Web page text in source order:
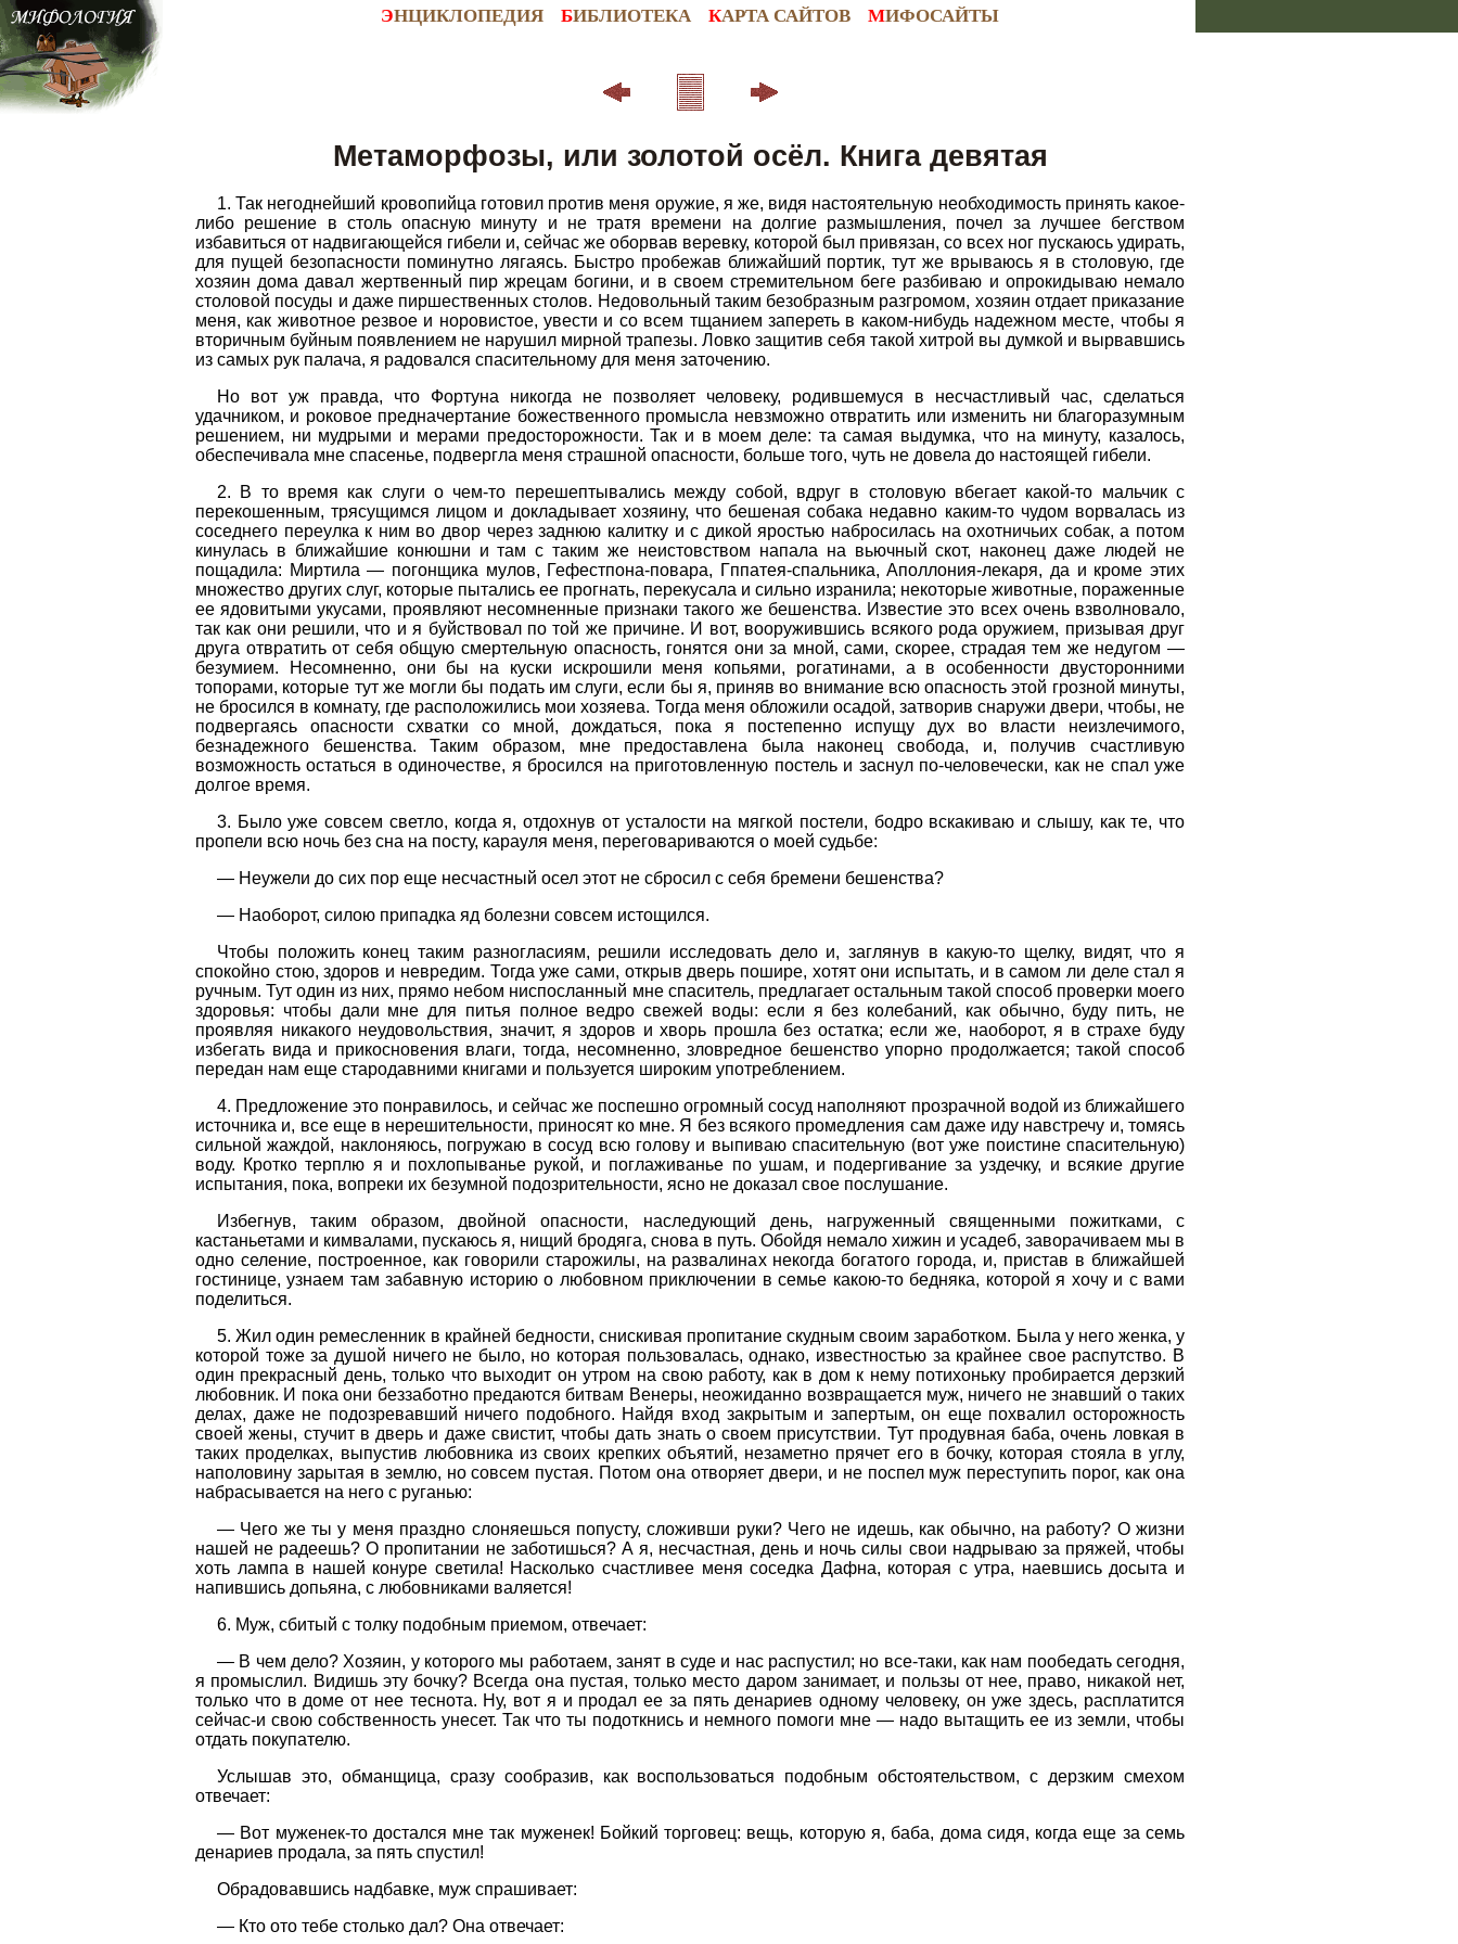
ЭНЦИКЛОПЕДИЯ БИБЛИОТЕКА КАРТА САЙТОВ МИФОСАЙТЫ
Метаморфозы, или золотой осёл. Книга девятая
1. Так негоднейший кровопийца готовил против меня оружие, я же, видя настоятельную необходимость принять какое-
либо решение в столь опасную минуту и не тратя времени на долгие размышления, почел за лучшее бегством
избавиться от надвигающейся гибели и, сейчас же оборвав веревку, которой был привязан, со всех ног пускаюсь удирать,
для пущей безопасности поминутно лягаясь. Быстро пробежав ближайший портик, тут же врываюсь я в столовую, где
хозяин дома давал жертвенный пир жрецам богини, и в своем стремительном беге разбиваю и опрокидываю немало
столовой посуды и даже пиршественных столов. Недовольный таким безобразным разгромом, хозяин отдает приказание
меня, как животное резвое и норовистое, увести и со всем тщанием запереть в каком-нибудь надежном месте, чтобы я
вторичным буйным появлением не нарушил мирной трапезы. Ловко защитив себя такой хитрой вы думкой и вырвавшись
из самых рук палача, я радовался спасительному для меня заточению.
Но вот уж правда, что Фортуна никогда не позволяет человеку, родившемуся в несчастливый час, сделаться
удачником, и роковое предначертание божественного промысла невзможно отвратить или изменить ни благоразумным
решением, ни мудрыми и мерами предосторожности. Так и в моем деле: та самая выдумка, что на минуту, казалось,
обеспечивала мне спасенье, подвергла меня страшной опасности, больше того, чуть не довела до настоящей гибели.
2. В то время как слуги о чем-то перешептывались между собой, вдруг в столовую вбегает какой-то мальчик с
перекошенным, трясущимся лицом и докладывает хозяину, что бешеная собака недавно каким-то чудом ворвалась из
соседнего переулка к ним во двор через заднюю калитку и с дикой яростью набросилась на охотничьих собак, а потом
кинулась в ближайшие конюшни и там с таким же неистовством напала на вьючный скот, наконец даже людей не
пощадила: Миртила — погонщика мулов, Гефестпона-повара, Гппатея-спальника, Аполлония-лекаря, да и кроме этих
множество других слуг, которые пытались ее прогнать, перекусала и сильно изранила; некоторые животные, пораженные
ее ядовитыми укусами, проявляют несомненные признаки такого же бешенства. Известие это всех очень взволновало,
так как они решили, что и я буйствовал по той же причине. И вот, вооружившись всякого рода оружием, призывая друг
друга отвратить от себя общую смертельную опасность, гонятся они за мной, сами, скорее, страдая тем же недугом —
безумием. Несомненно, они бы на куски искрошили меня копьями, рогатинами, а в особенности двусторонними
топорами, которые тут же могли бы подать им слуги, если бы я, приняв во внимание всю опасность этой грозной минуты,
не бросился в комнату, где расположились мои хозяева. Тогда меня обложили осадой, затворив снаружи двери, чтобы, не
подвергаясь опасности схватки со мной, дождаться, пока я постепенно испущу дух во власти неизлечимого,
безнадежного бешенства. Таким образом, мне предоставлена была наконец свобода, и, получив счастливую
возможность остаться в одиночестве, я бросился на приготовленную постель и заснул по-человечески, как не спал уже
долгое время.
3. Было уже совсем светло, когда я, отдохнув от усталости на мягкой постели, бодро вскакиваю и слышу, как те, что
пропели всю ночь без сна на посту, карауля меня, переговариваются о моей судьбе:
— Неужели до сих пор еще несчастный осел этот не сбросил с себя бремени бешенства?
— Наоборот, силою припадка яд болезни совсем истощился.
Чтобы положить конец таким разногласиям, решили исследовать дело и, заглянув в какую-то щелку, видят, что я
спокойно стою, здоров и невредим. Тогда уже сами, открыв дверь пошире, хотят они испытать, и в самом ли деле стал я
ручным. Тут один из них, прямо небом ниспосланный мне спаситель, предлагает остальным такой способ проверки моего
здоровья: чтобы дали мне для питья полное ведро свежей воды: если я без колебаний, как обычно, буду пить, не
проявляя никакого неудовольствия, значит, я здоров и хворь прошла без остатка; если же, наоборот, я в страхе буду
избегать вида и прикосновения влаги, тогда, несомненно, зловредное бешенство упорно продолжается; такой способ
передан нам еще стародавними книгами и пользуется широким употреблением.
4. Предложение это понравилось, и сейчас же поспешно огромный сосуд наполняют прозрачной водой из ближайшего
источника и, все еще в нерешительности, приносят ко мне. Я без всякого промедления сам даже иду навстречу и, томясь
сильной жаждой, наклоняюсь, погружаю в сосуд всю голову и выпиваю спасительную (вот уже поистине спасительную)
воду. Кротко терплю я и похлопыванье рукой, и поглаживанье по ушам, и подергивание за уздечку, и всякие другие
испытания, пока, вопреки их безумной подозрительности, ясно не доказал свое послушание.
Избегнув, таким образом, двойной опасности, наследующий день, нагруженный священными пожитками, с
кастаньетами и кимвалами, пускаюсь я, нищий бродяга, снова в путь. Обойдя немало хижин и усадеб, заворачиваем мы в
одно селение, построенное, как говорили старожилы, на развалинах некогда богатого города, и, пристав в ближайшей
гостинице, узнаем там забавную историю о любовном приключении в семье какою-то бедняка, которой я хочу и с вами
поделиться.
5. Жил один ремесленник в крайней бедности, снискивая пропитание скудным своим заработком. Была у него женка, у
которой тоже за душой ничего не было, но которая пользовалась, однако, известностью за крайнее свое распутство. В
один прекрасный день, только что выходит он утром на свою работу, как в дом к нему потихоньку пробирается дерзкий
любовник. И пока они беззаботно предаются битвам Венеры, неожиданно возвращается муж, ничего не знавший о таких
делах, даже не подозревавший ничего подобного. Найдя вход закрытым и запертым, он еще похвалил осторожность
своей жены, стучит в дверь и даже свистит, чтобы дать знать о своем присутствии. Тут продувная баба, очень ловкая в
таких проделках, выпустив любовника из своих крепких объятий, незаметно прячет его в бочку, которая стояла в углу,
наполовину зарытая в землю, но совсем пустая. Потом она отворяет двери, и не поспел муж переступить порог, как она
набрасывается на него с руганью:
— Чего же ты у меня праздно слоняешься попусту, сложивши руки? Чего не идешь, как обычно, на работу? О жизни
нашей не радеешь? О пропитании не заботишься? А я, несчастная, день и ночь силы свои надрываю за пряжей, чтобы
хоть лампа в нашей конуре светила! Насколько счастливее меня соседка Дафна, которая с утра, наевшись досыта и
напившись допьяна, с любовниками валяется!
6. Муж, сбитый с толку подобным приемом, отвечает:
— В чем дело? Хозяин, у которого мы работаем, занят в суде и нас распустил; но все-таки, как нам пообедать сегодня,
я промыслил. Видишь эту бочку? Всегда она пустая, только место даром занимает, и пользы от нее, право, никакой нет,
только что в доме от нее теснота. Ну, вот я и продал ее за пять денариев одному человеку, он уже здесь, расплатится
сейчас-и свою собственность унесет. Так что ты подоткнись и немного помоги мне — надо вытащить ее из земли, чтобы
отдать покупателю.
Услышав это, обманщица, сразу сообразив, как воспользоваться подобным обстоятельством, с дерзким смехом
отвечает:
— Вот муженек-то достался мне так муженек! Бойкий торговец: вещь, которую я, баба, дома сидя, когда еще за семь
денариев продала, за пять спустил!
Обрадовавшись надбавке, муж спрашивает:
— Кто ото тебе столько дал? Она отвечает: